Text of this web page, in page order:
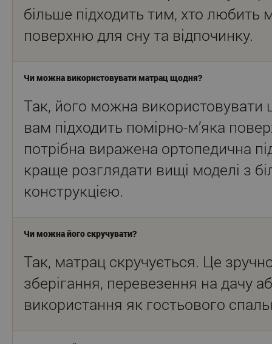
більше підходить тим, хто любить
поверхню для сну та відпочинку.
Чи можна використовувати матрац щодня?
Так, його можна
вам підходить помірно-м’яка
потрібна виражена ортопедична
краще розглядати вищі моделі з
конструкцією.
Чи можна його скручувати?
Так, матрац скручується. Це
зберігання, перевезення на дачу
використання як гостьового